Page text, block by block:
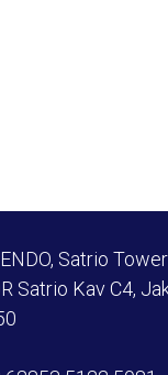
Satrio
Satrio Kav C4,